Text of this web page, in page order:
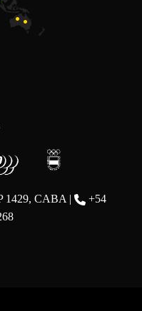
1429, CABA |
+54